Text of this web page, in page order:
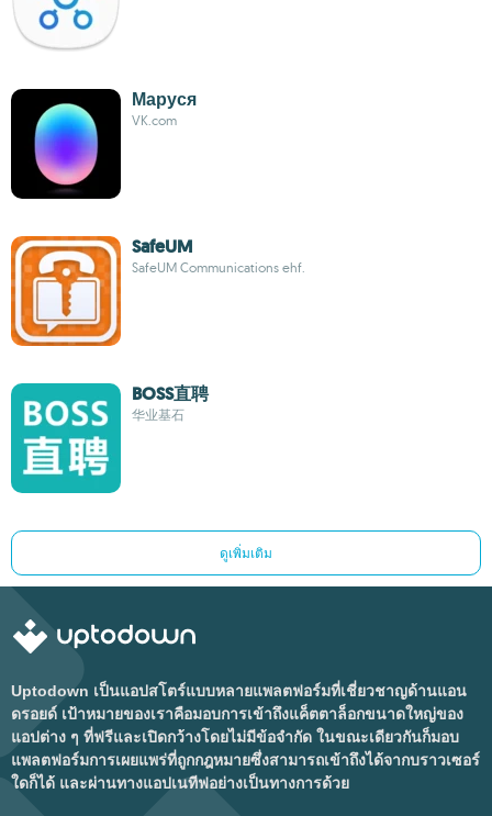
Маруся
VK.com
SafeUM
SafeUM Communications ehf.
BOSS直聘
华业基石
ดูเพิ่มเติม
Uptodown เป็นแอปสโตร์แบบหลายแพลตฟอร์มที่เชี่ยวชาญด้านแอน
ดรอยด์ เป้าหมายของเราคือมอบการเข้าถึงแค็ตตาล็อกขนาดใหญ่ของ
แอปต่าง ๆ ที่ฟรีและเปิดกว้างโดยไม่มีข้อจำกัด ในขณะเดียวกันก็มอบ
แพลตฟอร์มการเผยแพร่ที่ถูกกฎหมายซึ่งสามารถเข้าถึงได้จากบราวเซอร์
ใดก็ได้ และผ่านทางแอปเนทีฟอย่างเป็นทางการด้วย